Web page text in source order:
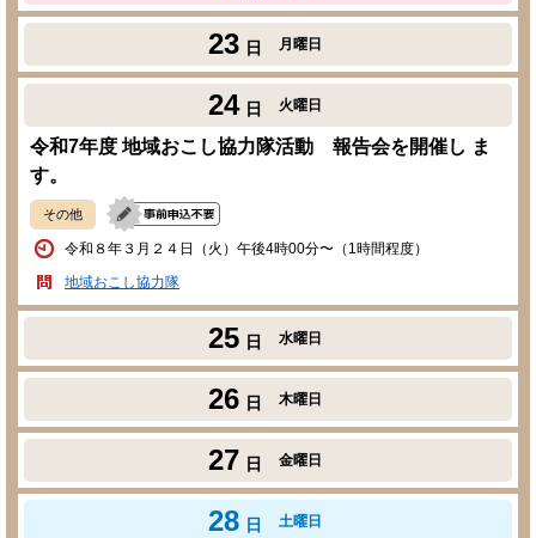
23 日 月曜日
24 日 火曜日
令和7年度 地域おこし協力隊活動 報告会を開催し ま
す。
その他
令和８年３月２４日（火）午後4時00分〜（1時間程度）
地域おこし協力隊
25 日 水曜日
26 日 木曜日
27 日 金曜日
28 日 土曜日